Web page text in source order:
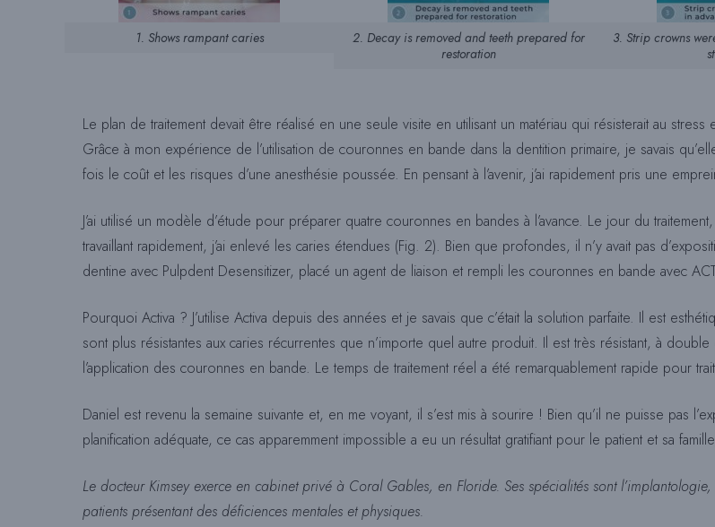
1. Shows rampant caries
2. Decay is removed and teeth prepared for
restoration
3. Strip crowns
Le plan de traitement devait être réalisé en une seule visite en utilisant un matériau qui résisterait au
Grâce à mon expérience de l’utilisation de couronnes en bande dans la dentition primaire, je savais
fois le coût et les risques d’une anesthésie poussée. En pensant à l’avenir, j’ai rapidement pris une
J’ai utilisé un modèle d’étude pour préparer quatre couronnes en bandes à l’avance. Le jour du
travaillant rapidement, j’ai enlevé les caries étendues (Fig. 2). Bien que profondes, il n’y avait pas
dentine avec Pulpdent Desensitizer, placé un agent de liaison et rempli les couronnes en bande avec
Pourquoi Activa ? J’utilise Activa depuis des années et je savais que c’était la solution parfaite. Il est
sont plus résistantes aux caries récurrentes que n’importe quel autre produit. Il est très résistant, à
l’application des couronnes en bande. Le temps de traitement réel a été remarquablement rapide pour
Daniel est revenu la semaine suivante et, en me voyant, il s’est mis à sourire ! Bien qu’il ne puisse pas
planification adéquate, ce cas apparemment impossible a eu un résultat gratifiant pour le patient et sa
Le docteur Kimsey exerce en cabinet privé à Coral Gables, en Floride. Ses spécialités sont
patients présentant des déficiences mentales et physiques.